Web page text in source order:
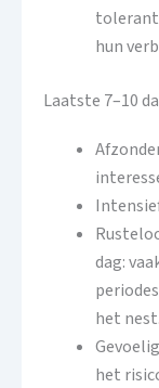
tolerant
hun
Laatste 7–10
dag:
het nest.
het